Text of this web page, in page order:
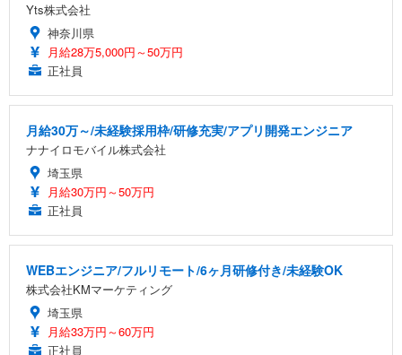
Yts株式会社
神奈川県
月給28万5,000円～50万円
正社員
月給30万～/未経験採用枠/研修充実/アプリ開発エンジニア
ナナイロモバイル株式会社
埼玉県
月給30万円～50万円
正社員
WEBエンジニア/フルリモート/6ヶ月研修付き/未経験OK
株式会社KMマーケティング
埼玉県
月給33万円～60万円
正社員